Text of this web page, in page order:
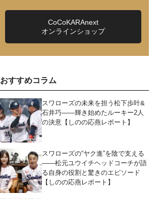
CoCoKARAnext
オンラインショップ
おすすめコラム
スワローズの未来を担う松下歩叶&
石井巧――輝き始めたルーキー2人
の決意【しのの応燕レポート】
スワローズの“ヤク進”を陰で支える
――松元ユウイチヘッドコーチが語
る自身の役割と驚きのエピソード
【しのの応燕レポート】